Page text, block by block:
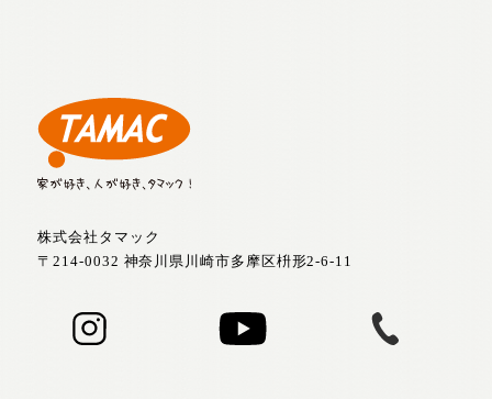
株式会社タマック
〒214-0032 神奈川県川崎市多摩区枡形2-6-11